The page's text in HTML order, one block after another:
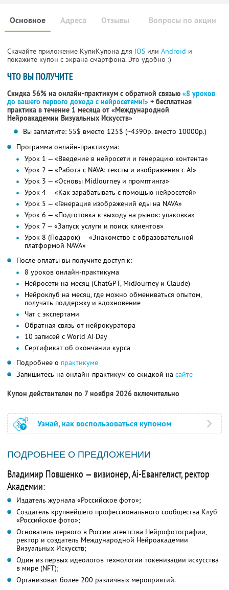
Основное Отзывы Вопросы по акции
Адреса
Скачайте приложение КупиКупона для IOS или Android и
покажите купон с экрана смартфона. Это удобно :)
ЧТО ВЫ ПОЛУЧИТЕ
Скидка 56% на онлайн-практикум с обратной связью «8 уроков
до вашего первого дохода с нейросетями!» + бесплатная
практика в течение 1 месяца от «Международной
Нейроакадемии Визуальных Искусств»
Вы заплатите: 55$ вместо 125$ (~4390р. вместо 10000р.)
Программа онлайн-практикума:
Урок 1 — «Введение в нейросети и генерацию контента»
Урок 2 — «Работа с NAVA: тексты и изображения с AI»
Урок 3 — «Основы MidJourney и промптинга»
Урок 4 — «Как зарабатывать с помощью нейросетей»
Урок 5 — «Генерация изображений еды на NAVA»
Урок 6 — «Подготовка к выходу на рынок: упаковка»
Урок 7 — «Запуск услуги и поиск клиентов»
Урок 8 (Подарок) — «Знакомство с образовательной
платформой NAVA»
После оплаты вы получите доступ к:
8 уроков онлайн-практикума
Нейросети на месяц (ChatGPT, MidJourney и Claude)
Нейроклуб на месяц, где можно обмениваться опытом,
получать поддержку и вдохновение
Чат с экспертами
Обратная связь от нейрокуратора
10 записей с World AI Day
Сертификат об окончании курса
Подробнее о практикуме
Запишитесь на онлайн-практикум со скидкой на сайте
Купон действителен по 7 ноября 2026 включительно
Узнай, как воспользоваться купоном
ПОДРОБНЕЕ О ПРЕДЛОЖЕНИИ
Владимир Повшенко — визионер, Ai-Евангелист, ректор
Академии:
Издатель журнала «Российское фото»;
Создатель крупнейшего профессионального сообщества Клуб
«Российское фото»;
Основатель первого в России агентства Нейрофотографии,
ректор и создатель Международной Нейроакадемии
Визуальных Искусств;
Один из первых идеологов технологии токенизации искусства
в мире (NFT);
Организовал более 200 различных мероприятий.